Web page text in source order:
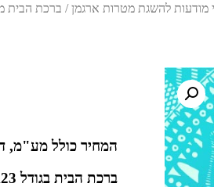
מודעות להשגת מטרות ארגמן/ ברכת הבית
המחיר כולל מע"מ,
ברכת הבית בגודל 23X23 ס"מ,